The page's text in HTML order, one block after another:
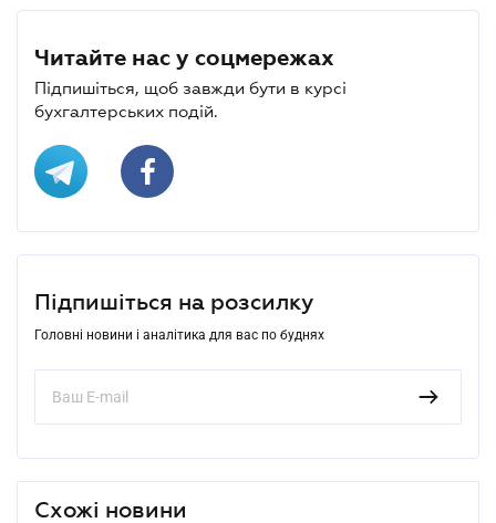
Читайте нас у соцмережах
Підпишіться, щоб завжди бути в курсі
бухгалтерських подій.
Підпишіться на розсилку
Головні новини і аналітика для вас по буднях
Схожі новини